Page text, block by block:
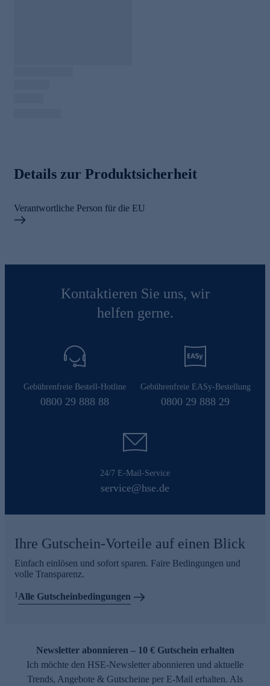
Details zur Produktsicherheit
Verantwortliche Person für die EU
Kontaktieren Sie uns, wir
helfen gerne.
Gebührenfreie Bestell-Hotline
0800 29 888 88
Gebührenfreie EASy-Bestellung
0800 29 888 29
24/7 E-Mail-Service
service@hse.de
Ihre Gutschein-Vorteile auf einen Blick
Einfach einlösen und sofort sparen. Faire Bedingungen und
volle Transparenz.
1 Alle Gutscheinbedingungen
Newsletter abonnieren – 10 € Gutschein erhalten
Ich möchte den HSE-Newsletter abonnieren und aktuelle
Trends, Angebote & Gutscheine per E-Mail erhalten. Als